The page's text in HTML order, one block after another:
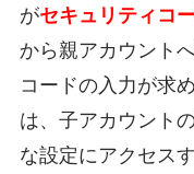
がセキュリティコ
から親アカウント
コードの入力が求
は、子アカウント
な設定にアクセス